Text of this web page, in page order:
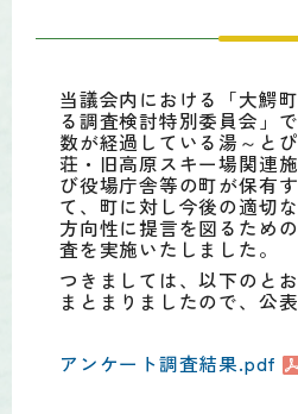
当議会内における「大鰐
る調査検討特別委員会」
数が経過している湯～と
荘・旧高原スキー場関連
び役場庁舎等の町が保有
て、町に対し今後の適切
方向性に提言を図るため
査を実施いたしました。
つきましては、以下のと
まとまりましたので、公表
アンケート調査結果.pdf